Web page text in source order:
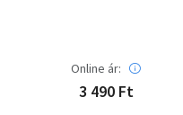
Online ár:
3 490 Ft